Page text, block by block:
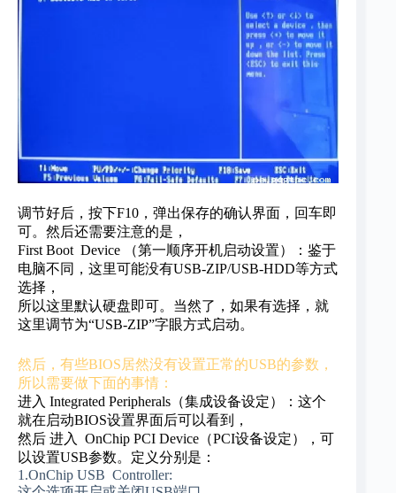
调节好后，按下F10，弹出保存的确认界面，回车即
可。然后还需要注意的是，
First Boot Device （第一顺序开机启动设置）：鉴于
电脑不同，这里可能没有USB-ZIP/USB-HDD等方式
选择，
所以这里默认硬盘即可。当然了，如果有选择，就
这里调节为“USB-ZIP”字眼方式启动。
然后，有些BIOS居然没有设置正常的USB的参数，
所以需要做下面的事情：
进入 Integrated Peripherals（集成设备设定）：这个
就在启动BIOS设置界面后可以看到，
然后 进入 OnChip PCI Device（PCI设备设定），可
以设置USB参数。定义分别是：
1.OnChip USB Controller: